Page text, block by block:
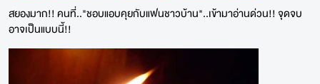
สยองมาก!! คนที่.."ชอบแอบคุยกับแฟนชาวบ้าน"..เข้ามาอ่านด่วน!! จุดจบ
อาจเป็นแบบนี้!!